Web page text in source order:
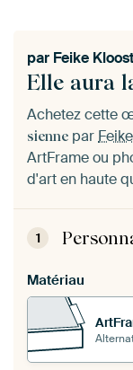
Elle aura
par Feike
Achetez cette
sienne par
ArtFrame ou
d'art en haute
1
Matériau